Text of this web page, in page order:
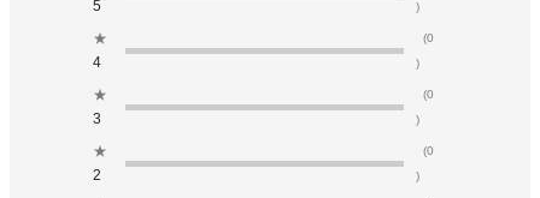
5
)
★
4
(0
)
★
3
(0
)
★
2
(0
)